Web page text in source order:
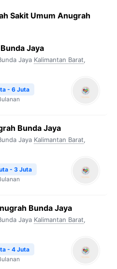
Sakit Umum Anugrah
Jaya
Jaya Kalimantan Barat,
- 6 Juta
Bunda Jaya
Jaya Kalimantan Barat,
- 3 Juta
Bunda Jaya
Jaya Kalimantan Barat,
- 4 Juta